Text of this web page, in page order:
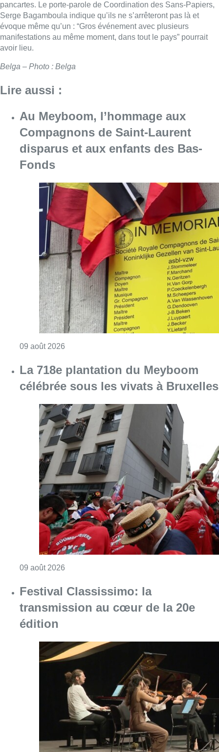
pancartes. Le porte-parole de Coordination des Sans-Papiers,
Serge Bagamboula indique qu’ils ne s’arrêteront pas là et
évoque même qu’un : “Gros événement avec plusieurs
manifestations au même moment, dans tout le pays” pourrait
avoir lieu.
Belga – Photo : Belga
Lire aussi :
Au Meyboom, l’hommage aux
Compagnons de Saint-Laurent
disparus et aux enfants des Bas-
Fonds
09 août 2026
La 718e plantation du Meyboom
célébrée sous les vivats à Bruxelles
09 août 2026
Festival Classissimo: la
transmission au cœur de la 20e
édition